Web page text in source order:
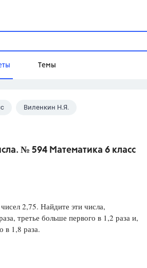
Темы
Домашнее задание
Учебники
Разумовская М.М., Габриелян
Рудзитис Г.Е.,
Виленкин Н.Я.
№ 594 Математика 6 класс
2,75. Найдите эти числа,
третье больше первого в 1,2 раза и,
в 1,8 раза.